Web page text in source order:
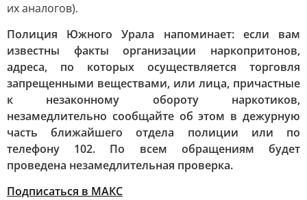
их аналогов).
Полиция Южного Урала напоминает: если вам
известны факты организации наркопритонов,
адреса, по которых осуществляется торговля
запрещенными веществами, или лица, причастные
к незаконному обороту наркотиков,
незамедлительно сообщайте об этом в дежурную
часть ближайшего отдела полиции или по
телефону 102. По всем обращениям будет
проведена незамедлительная проверка.
Подписаться в МАКС